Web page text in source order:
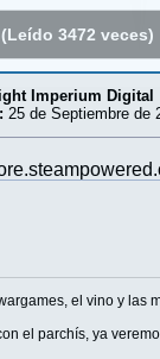
3472 veces)
Imperium Digital
25 de Septiembre de
wargames, el vino y las
el parchís, ya